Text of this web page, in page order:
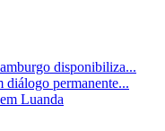
disponibiliza...
diálogo permanente...
Luanda